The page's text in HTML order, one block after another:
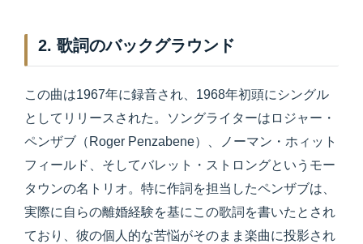
2. 歌詞のバックグラウンド
この曲は1967年に録音され、1968年初頭にシングル
としてリリースされた。ソングライターはロジャー・
ペンザブ（Roger Penzabene）、ノーマン・ホィット
フィールド、そしてバレット・ストロングというモー
タウンの名トリオ。特に作詞を担当したペンザブは、
実際に自らの離婚経験を基にこの歌詞を書いたとされ
ており、彼の個人的な苦悩がそのまま楽曲に投影され